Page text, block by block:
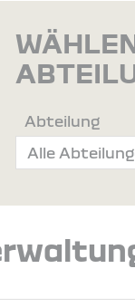
Abteilung